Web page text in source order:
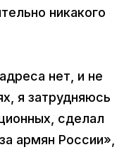
никакого
нет, и не
я затрудняюсь
сделал
армян России»,